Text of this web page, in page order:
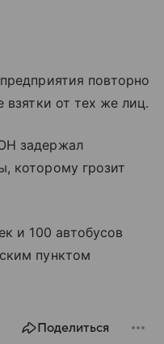
повторно
взятки от тех же лиц.
задержал
которому грозит
и 100 автобусов
пунктом
Поделиться